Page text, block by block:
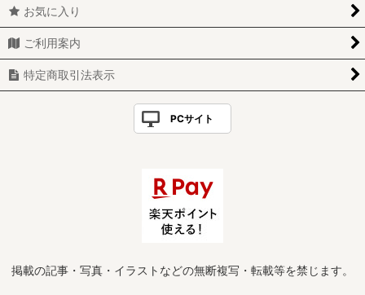
お気に入り
ご利用案内
特定商取引法表示
PCサイト
掲載の記事・写真・イラストなどの無断複写・転載等を禁じます。